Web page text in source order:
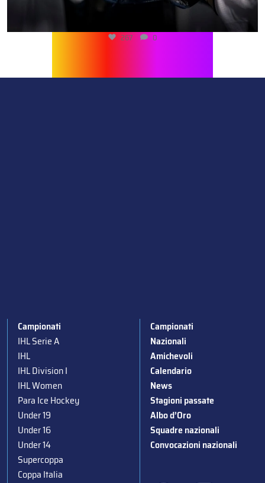
267 0
Campionati
IHL Serie A
IHL
IHL Division I
IHL Women
Para Ice Hockey
Under 19
Under 16
Under 14
Supercoppa
Coppa Italia
Campionati
Nazionali
Amichevoli
Calendario
News
Stagioni passate
Albo d’Oro
Squadre nazionali
Convocazioni nazionali